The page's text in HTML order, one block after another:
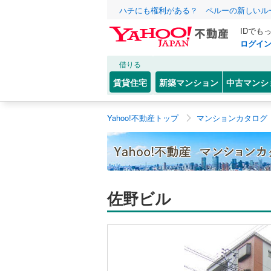
ハチにも権利がある？ ペルーの新しいル
IDでも
ログイン
借りる
賃貸住宅 新築マンション 中古マンシ
Yahoo!不動産トップ マンションカタログ
佐野ビル